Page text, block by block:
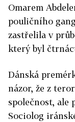
Omarem
pouličního
zastřelila v
který byl
Dánská
názor, že z
společnost, ale
Sociolog